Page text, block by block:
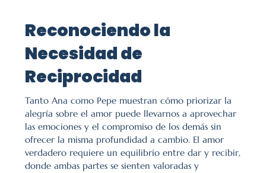
Reconociendo la
Necesidad de
Reciprocidad
Tanto Ana como Pepe muestran cómo priorizar la
alegría sobre el amor puede llevarnos a aprovechar
las emociones y el compromiso de los demás sin
ofrecer la misma profundidad a cambio. El amor
verdadero requiere un equilibrio entre dar y recibir,
donde ambas partes se sienten valoradas y